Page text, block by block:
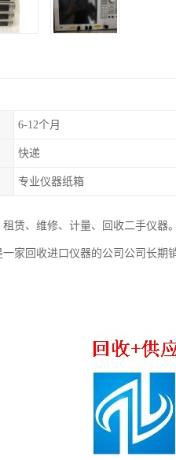
6-12个月
快递
专业仪器纸箱
赁、维修、计量、回收二手仪器。
家回收进口仪器的公司公司长期